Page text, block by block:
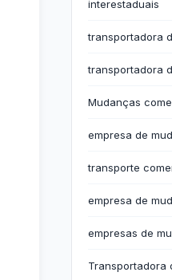
interestaduais
transportadora
transportadora
Mudanças
empresa de
transporte
empresa de
empresas de
Transportadora